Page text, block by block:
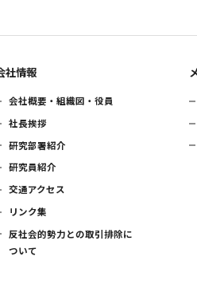
社情報
会社概要・組織図・役員
社長挨拶
研究部署紹介
研究員紹介
交通アクセス
リンク集
反社会的勢力との取引排除に
ついて